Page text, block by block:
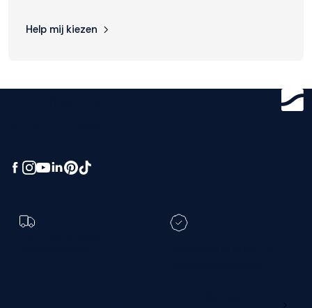
Help mij kiezen